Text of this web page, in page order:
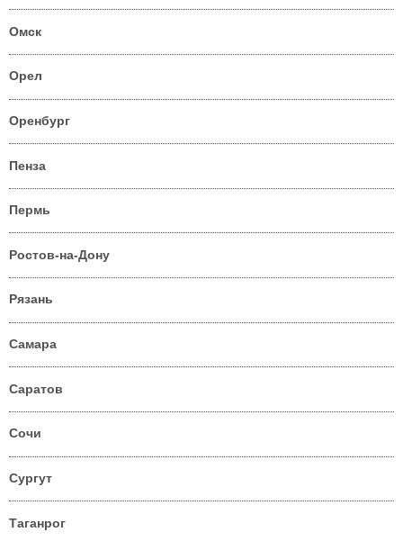
Омск
Орел
Оренбург
Пенза
Пермь
Ростов-на-Дону
Рязань
Самара
Саратов
Сочи
Сургут
Таганрог